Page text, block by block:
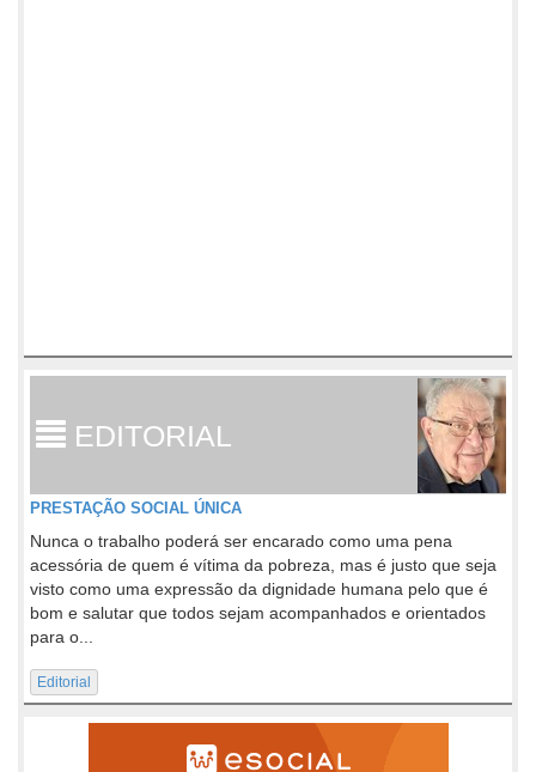
EDITORIAL
PRESTAÇÃO SOCIAL ÚNICA
Nunca o trabalho poderá ser encarado como uma pena
acessória de quem é vítima da pobreza, mas é justo que seja
visto como uma expressão da dignidade humana pelo que é
bom e salutar que todos sejam acompanhados e orientados
para o...
Editorial